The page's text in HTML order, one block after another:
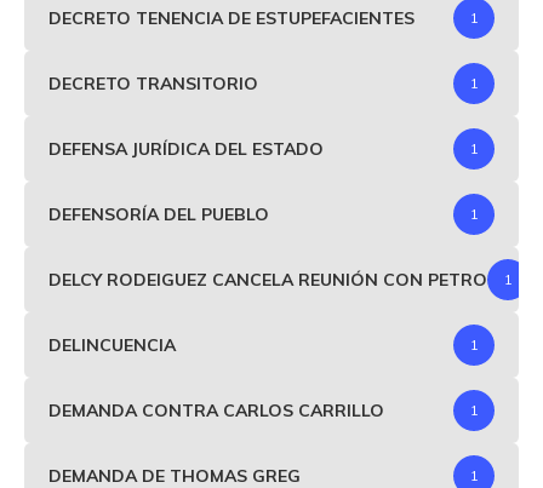
DECRETO TENENCIA DE ESTUPEFACIENTES 1
DECRETO TRANSITORIO 1
DEFENSA JURÍDICA DEL ESTADO 1
DEFENSORÍA DEL PUEBLO 1
DELCY RODEIGUEZ CANCELA REUNIÓN CON PETRO 1
DELINCUENCIA 1
DEMANDA CONTRA CARLOS CARRILLO 1
DEMANDA DE THOMAS GREG 1